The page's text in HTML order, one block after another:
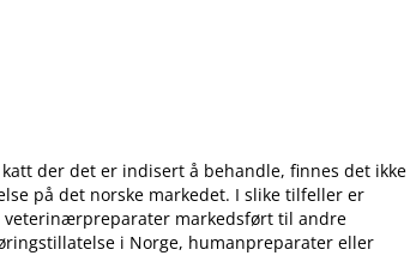
der det er indisert å behandle, finnes det ikke
på det norske markedet. I slike tilfeller er
markedsført til andre
i Norge, humanpreparater eller